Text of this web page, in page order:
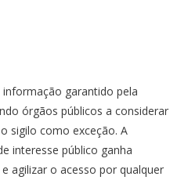
garantido pela
órgãos públicos a considerar
sigilo como exceção. A
interesse público ganha
agilizar o acesso por qualquer